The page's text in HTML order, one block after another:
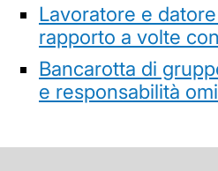
Lavoratore e
rapporto a volte
Bancarotta di
e responsabilità